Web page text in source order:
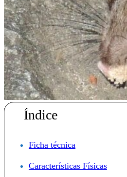
Índice
Ficha técnica
Características Físicas